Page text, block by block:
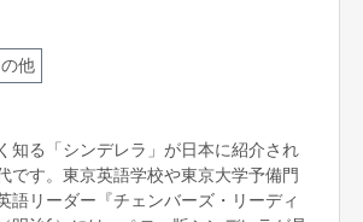
他
知る「シンデレラ」が日本に紹介され
です。東京英語学校や東京大学予備門
語リーダー『チェンバーズ・リーディ